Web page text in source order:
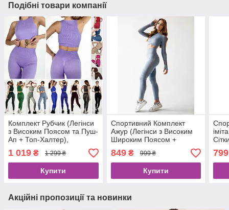
Подібні товари компанії
Комплект Рубчик (Легінси
з Високим Поясом та Пуш-
Ап + Топ-Халтер),
Виробництво Україна (20
Кольорів)
1 019 ₴ 1 299 ₴
Купити
Спортивний Комплект
Ажур (Легінси з Високим
Широким Поясом +
Рашгард) 3 Кольори
849₴ 999 ₴
Купити
799
Акційні пропозиції та новинки